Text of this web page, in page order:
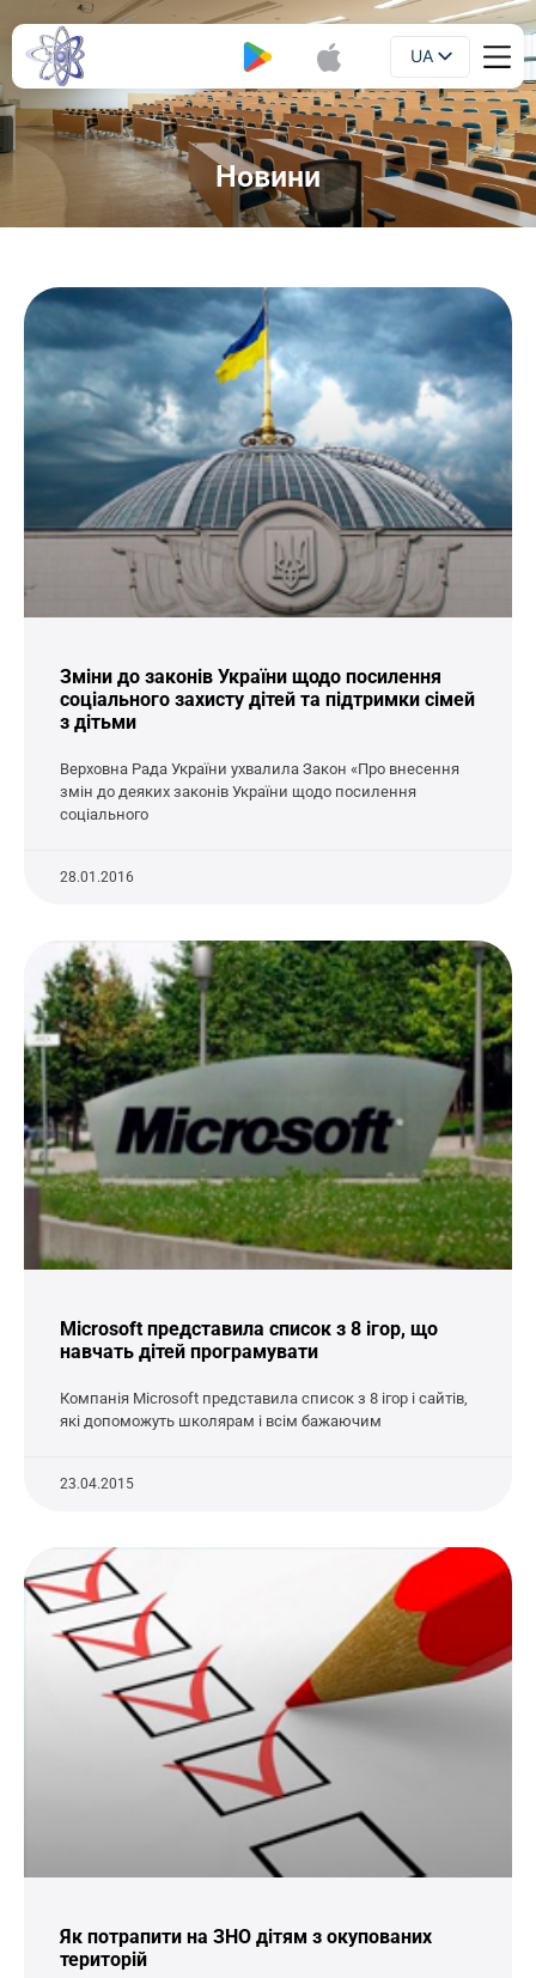
UA
EN
Новини
Зміни до законів України щодо посилення
соціального захисту дітей та підтримки сімей
з дітьми
Верховна Рада України ухвалила Закон «Про внесення
змін до деяких законів України щодо посилення
соціального
28.01.2016
Microsoft представила список з 8 ігор, що
навчать дітей програмувати
Компанія Microsoft представила список з 8 ігор і сайтів,
які допоможуть школярам і всім бажаючим
23.04.2015
Як потрапити на ЗНО дітям з окупованих
територій